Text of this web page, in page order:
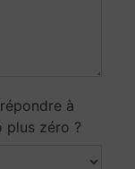
à
plus zéro ?